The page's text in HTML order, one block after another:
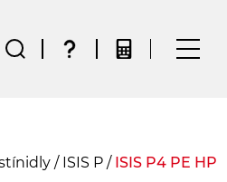
stínidly / ISIS P / ISIS P4 PE HP